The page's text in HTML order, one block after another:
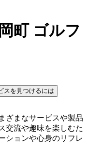
町 ゴルフ
スを見つけるには
ざまなサービスや製品
交流や趣味を楽しむた
ションや心身のリフレ